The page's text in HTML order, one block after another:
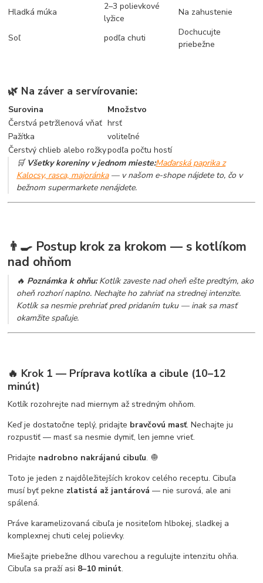
Hladká múka
2–3 polievkové
lyžice
Na zahustenie
Soľ podľa chuti
Dochucujte
priebežne
🌿 Na záver a servírovanie:
Surovina
Množstvo
Čerstvá petržlenová vňať hrsť
Pažítka
voliteľné
Čerstvý chlieb alebo rožkypodľa počtu hostí
🛒 Všetky koreniny v jednom mieste:Maďarská paprika z
Kalocsy, rasca, majoránka— v našom e-shope nájdete to, čo v
bežnom supermarkete nenájdete.
👨‍🍳 Postup krok za krokom — s kotlíkom
nad ohňom
🔥 Poznámka k ohňu:Kotlík zaveste nad oheň ešte predtým, ako
oheň rozhorí naplno. Nechajte ho zahriať na strednej intenzite.
Kotlík sa nesmie prehriať pred pridaním tuku — inak sa masť
okamžite spaľuje.
🔥 Krok 1 — Príprava kotlíka a cibule (10–12
minút)
Kotlík rozohrejte nad miernym až stredným ohňom.
Keď je dostatočne teplý, pridajte bravčovú masť. Nechajte ju
rozpustiť — masť sa nesmie dymiť, len jemne vrieť.
Pridajte nadrobno nakrájanú cibuľu. 🧅
Toto je jeden z najdôležitejších krokov celého receptu. Cibuľa
musí byť pekne zlatistá až jantárová — nie surová, ale ani
spálená.
Práve karamelizovaná cibuľa je nositeľom hlbokej, sladkej a
komplexnej chuti celej polievky.
Miešajte priebežne dlhou varechou a regulujte intenzitu ohňa.
Cibuľa sa praží asi 8–10 minút.